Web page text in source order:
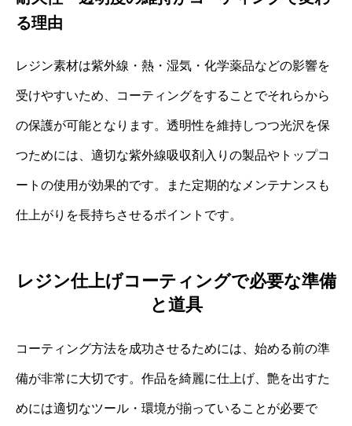
る理由
レジン素材は紫外線・熱・湿気・化学薬品などの影響を
受けやすいため、コーティングをすることでそれらから
の保護が可能となります。透明性を維持しつつ光沢を保
つためには、適切な紫外線吸収剤入りの製品やトップコ
ートの使用が効果的です。また定期的なメンテナンスも
仕上がりを長持ちさせるポイントです。
レジン仕上げコーティングで必要な準備
と道具
コーティング方法を成功させるためには、始める前の準
備が非常に大切です。作品を綺麗に仕上げ、艶を出すた
めには適切なツール・環境が揃っていることが必要で